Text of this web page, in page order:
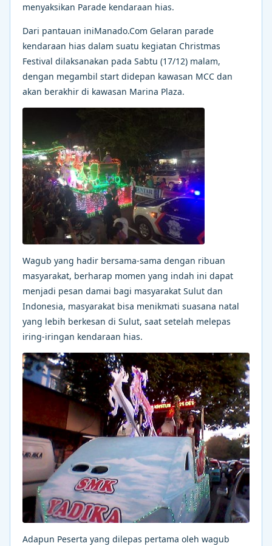
menyaksikan Parade kendaraan hias.
Dari pantauan iniManado.Com Gelaran parade
kendaraan hias dalam suatu kegiatan Christmas
Festival dilaksanakan pada Sabtu (17/12) malam,
dengan megambil start didepan kawasan MCC dan
akan berakhir di kawasan Marina Plaza.
Wagub yang hadir bersama-sama dengan ribuan
masyarakat, berharap momen yang indah ini dapat
menjadi pesan damai bagi masyarakat Sulut dan
Indonesia, masyarakat bisa menikmati suasana natal
yang lebih berkesan di Sulut, saat setelah melepas
iring-iringan kendaraan hias.
Adapun Peserta yang dilepas pertama oleh wagub